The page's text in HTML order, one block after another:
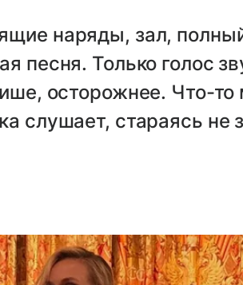
наряды, зал,
песня. Только голос
осторожнее. Что-
слушает, стараясь не